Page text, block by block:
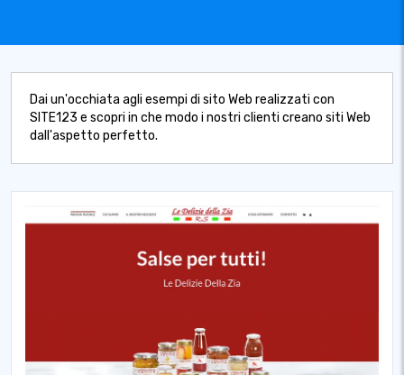
Dai un'occhiata agli esempi di sito Web realizzati con
SITE123 e scopri in che modo i nostri clienti creano siti Web
dall'aspetto perfetto.